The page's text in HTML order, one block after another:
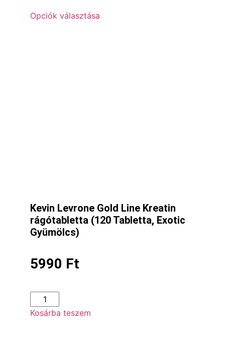
Opciók választása
Kevin Levrone Gold Line Kreatin
rágótabletta (120 Tabletta, Exotic
Gyümölcs)
5990 Ft
Kosárba teszem